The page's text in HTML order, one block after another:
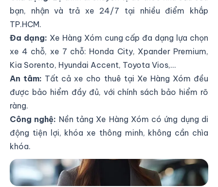
bạn, nhận và trả xe 24/7 tại nhiều điểm khắp
TP.HCM.
Đa dạng: Xe Hàng Xóm cung cấp đa dạng lựa chọn
xe 4 chỗ, xe 7 chỗ: Honda City, Xpander Premium,
Kia Sorento, Hyundai Accent, Toyota Vios,…
An tâm: Tất cả xe cho thuê tại Xe Hàng Xóm đều
được bảo hiểm đầy đủ, với chính sách bảo hiểm rõ
ràng.
Công nghệ: Nền tảng Xe Hàng Xóm có ứng dụng di
động tiện lợi, khóa xe thông minh, không cần chìa
khóa.
Đặt xe nhanh chóng, dễ dàng với ứng dụng di động
Xe Hàng Xóm.